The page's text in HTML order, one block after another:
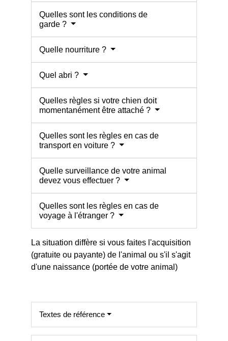
Quelles sont les conditions de
garde ?
Quelle nourriture ?
Quel abri ?
Quelles règles si votre chien doit
momentanément être attaché ?
Quelles sont les règles en cas de
transport en voiture ?
Quelle surveillance de votre animal
devez vous effectuer ?
Quelles sont les règles en cas de
voyage à l'étranger ?
La situation diffère si vous faites l'acquisition
(gratuite ou payante) de l'animal ou s'il s'agit
d'une naissance (portée de votre animal)
Textes de référence